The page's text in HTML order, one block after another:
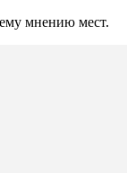
мнению мест.